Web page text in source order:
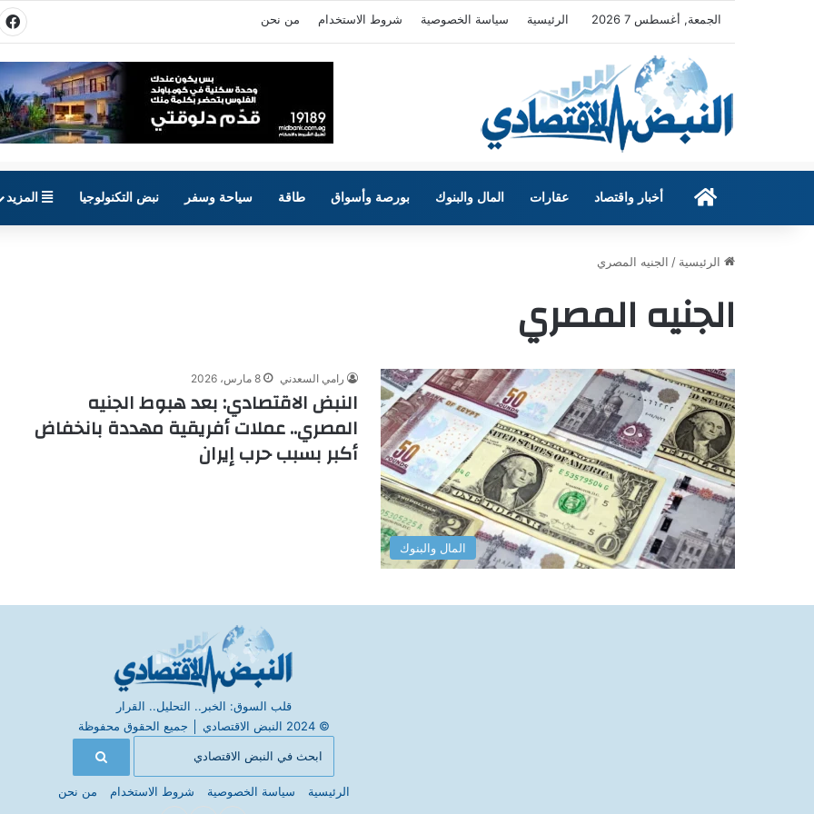
الجمعة, أغسطس 7 2026 الرئيسية سياسة الخصوصية شروط الاستخدام من نحن
الرئيسيةأخبار واقتصاد عقارات المال والبنوك بورصة وأسواق طاقة سياحة وسفر نبض التكنولوجيا المزيد
الرئيسية / الجنيه المصري
الجنيه المصري
المال والبنوك
رامي السعدني 8 مارس، 2026
النبض الاقتصادي: بعد هبوط الجنيه
المصري.. عملات أفريقية مهددة بانخفاض
أكبر بسبب حرب إيران
قلب السوق: الخبر.. التحليل.. القرار
© 2024 النبض الاقتصادي
جميع الحقوق محفوظة
الرئيسية سياسة الخصوصية شروط الاستخدام من نحن